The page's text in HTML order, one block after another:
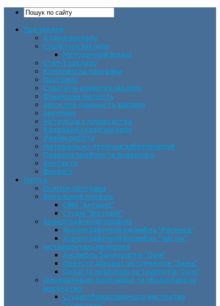
Про заклад
Історія закладу
Структура закладу
Методичний відділ
Статут закладу
Комплексна програма
Програми
Стратегія розвитку закладу
Фінансова звітність
Звіти про діяльність закладу
Закупівлі
Інструкція з діловодства
Кадровий склад закладу
Режим роботи
Матеріально-технічне забезпечення
Правила прийому та поведінки
Контакти
Вакансії
Гуртки
Освітня програма
Вокальний профіль
СВМ “Антарес”
Студія “Вікторія”
Хореографічний профіль
Хореографічний ансамбль “Росинка”
Хореографічний ансамбль “Час пік”
Інструментальна музика
Ансамбль бандуристів “Орія”
Оркестр духових інструментів “Зміна”
Оркестр народних інструментів “Орія”
Декоративно-прикладне та образотворче
мистецтво
Cтудія образотворчого мистецтва